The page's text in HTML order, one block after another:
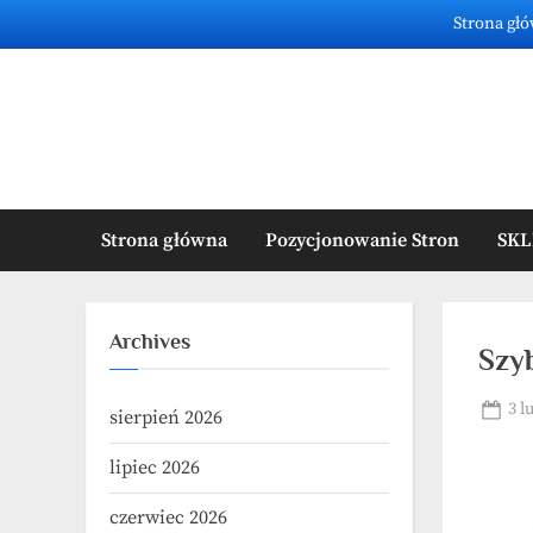
to
Strona
Strona główna Pozycjonowanie Stron
3
Archives
sierpień 2026
lipiec 2026
czerwiec 2026